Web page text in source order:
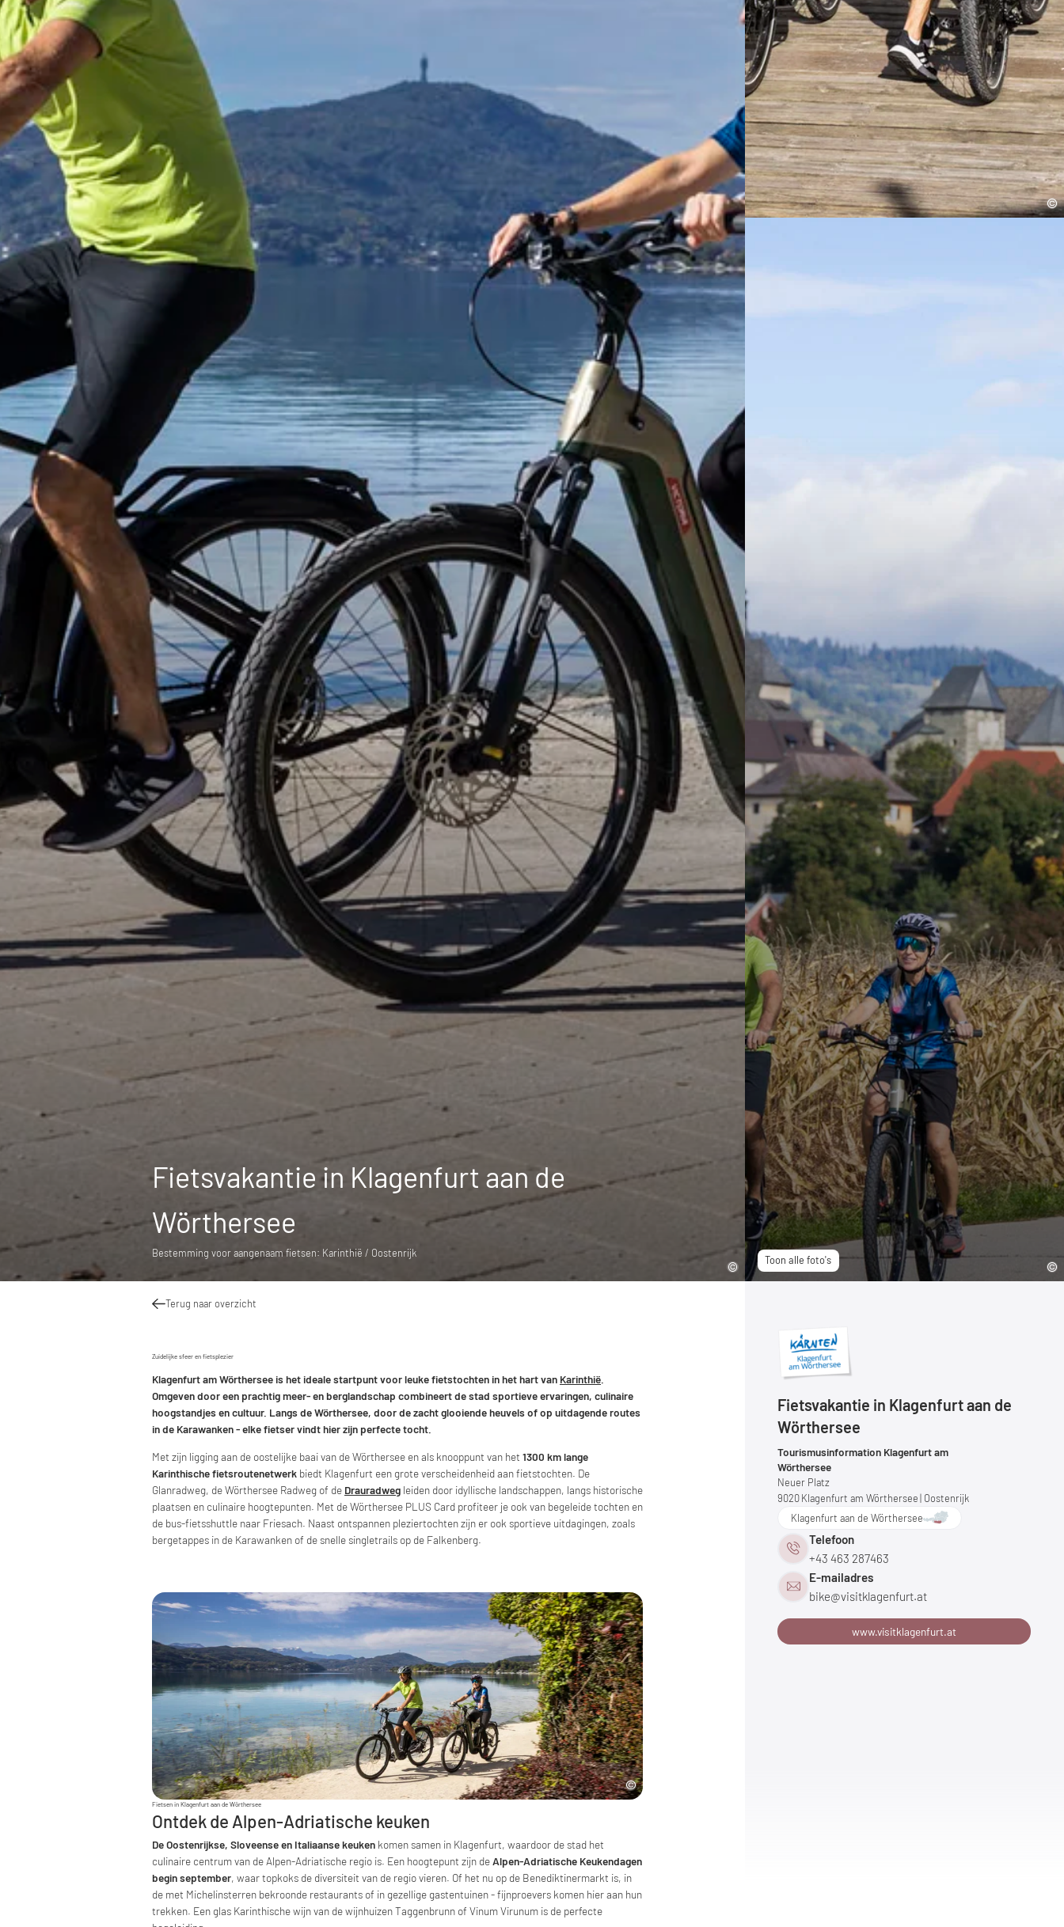
Toon alle foto's
Fietsvakantie in Klagenfurt aan de
Wörthersee
Bestemming voor aangenaam fietsen: Karinthië / Oostenrijk
Terug naar overzicht
Zuidelijke sfeer en fietsplezier
Klagenfurt am Wörthersee is het ideale startpunt voor leuke fietstochten in het hart van Karinthië
Omgeven door een prachtig meer- en berglandschap combineert de stad sportieve ervaringen, culinaire
hoogstandjes en cultuur. Langs de Wörthersee, door de zacht glooiende heuvels of op uitdagende routes
in de Karawanken - elke fietser vindt hier zijn perfecte tocht.
Met zijn ligging aan de oostelijke baai van de Wörthersee en als knooppunt van het 1300 km lange
Karinthische fietsroutenetwerk biedt Klagenfurt een grote verscheidenheid aan fietstochten. De
Glanradweg, de Wörthersee Radweg of de Drauradweg leiden door idyllische landschappen, langs historische
plaatsen en culinaire hoogtepunten. Met de Wörthersee PLUS Card profiteer je ook van begeleide tochten en
de bus-fietsshuttle naar Friesach. Naast ontspannen pleziertochten zijn er ook sportieve uitdagingen, zoals
bergetappes in de Karawanken of de snelle singletrails op de Falkenberg.
Fietsen in Klagenfurt aan de Wörthersee
Ontdek de Alpen-Adriatische keuken
De Oostenrijkse, Sloveense en Italiaanse keuken komen samen in Klagenfurt, waardoor de stad het
culinaire centrum van de Alpen-Adriatische regio is. Een hoogtepunt zijn deAlpen-Adriatische Keukendagen
begin september, waar topkoks de diversiteit van de regio vieren. Of het nu op de Benediktinermarkt is, in
de met Michelinsterren bekroonde restaurants of in gezellige gastentuinen - fijnproevers komen hier aan hun
trekken. Een glas Karinthische wijn van de wijnhuizen Taggenbrunn of Vinum Virunum is de perfecte
Fietsvakantie in Klagenfurt aan de
Wörthersee
Tourismusinformation Klagenfurt am
Wörthersee
Neuer Platz
9020Klagenfurt am Wörthersee | Oostenrijk
Klagenfurt aan de Wörthersee
Telefoon
+43 463 287463
E-mailadres
bike@visitklagenfurt.at
www.visitklagenfurt.at